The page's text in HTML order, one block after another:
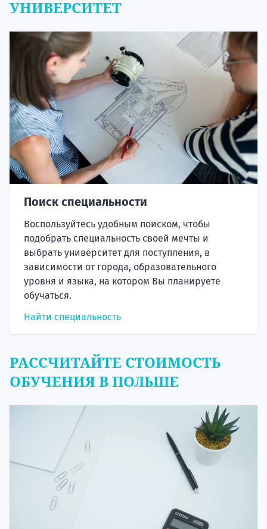
УНИВЕРСИТЕТ
Поиск специальности
Воспользуйтесь удобным поиском, чтобы
подобрать специальность своей мечты и
выбрать университет для поступления, в
зависимости от города, образовательного
уровня и языка, на котором Вы планируете
обучаться.
Найти специальность
РАССЧИТАЙТЕ СТОИМОСТЬ
ОБУЧЕНИЯ В ПОЛЬШЕ